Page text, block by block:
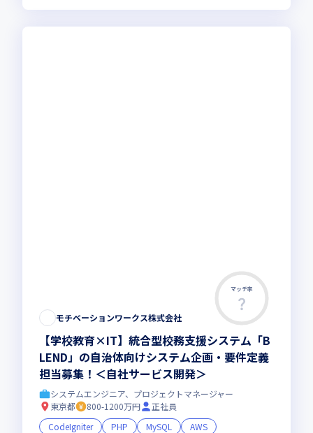
マッチ率
モチベーションワークス株式会社
【学校教育×IT】統合型校務支援システム「B
LEND」の自治体向けシステム企画・要件定義
担当募集！＜自社サービス開発＞
システムエンジニア、プロジェクトマネージャー
東京都
800-1200万円
正社員
CodeIgniter
PHP MySQL
AWS